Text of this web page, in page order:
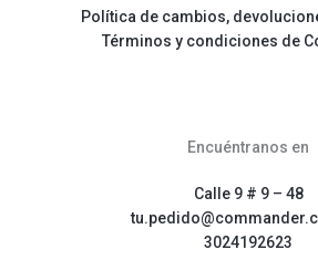
Política de cambios,
Términos y condiciones de
Encuéntranos en
Calle 9 # 9 – 48
3024192623